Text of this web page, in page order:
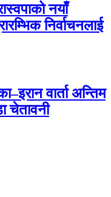
नयाँ
निर्वाचनलाई
वार्ता अन्तिम
चेतावनी